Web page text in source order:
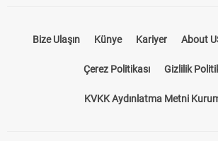
Bize Ulaşın Künye Kariyer About
Çerez Politikası Gizlilik
KVKK Aydınlatma Metni